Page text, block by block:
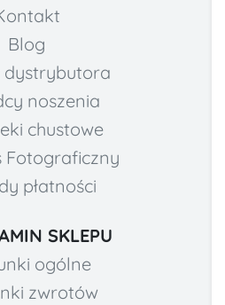
Blog
dystrybutora
noszenia
chustowe
Fotograficzny
płatności
SKLEPU
ogólne
zwrotów